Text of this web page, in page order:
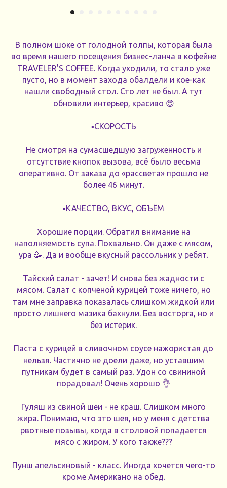
В полном шоке от голодной толпы, которая была
во время нашего посещения бизнес-ланча в кофейне
TRAVELER’S COFFEE. Когда уходили, то стало уже
пусто, но в момент захода обалдели и кое-как
нашли свободный стол. Сто лет не был. А тут
обновили интерьер, красиво 😍
▪️СКОРОСТЬ
Не смотря на сумасшедшую загруженность и
отсутствие кнопок вызова, всё было весьма
оперативно. От заказа до «рассвета» прошло не
более 46 минут.
▪️КАЧЕСТВО, ВКУС, ОБЪЁМ
Хорошие порции. Обратил внимание на
наполняемость супа. Похвально. Он даже с мясом,
ура 🥳. Да и вообще вкусный рассольник у ребят.
Тайский салат - зачет! И снова без жадности с
мясом. Салат с копченой курицей тоже ничего, но
там мне заправка показалась слишком жидкой или
просто лишнего мазика бахнули. Без восторга, но и
без истерик.
Паста с курицей в сливочном соусе нажористая до
нельзя. Частично не доели даже, но уставшим
путникам будет в самый раз. Удон со свининой
порадовал! Очень хорошо 👌
Гуляш из свиной шеи - не краш. Слишком много
жира. Понимаю, что это шея, но у меня с детства
рвотные позывы, когда в столовой попадается
мясо с жиром. У кого также???
Пунш апельсиновый - класс. Иногда хочется чего-то
кроме Американо на обед.